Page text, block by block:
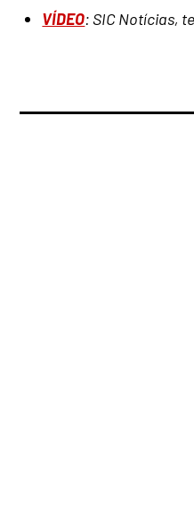
VÍDEO: SIC Notícias,